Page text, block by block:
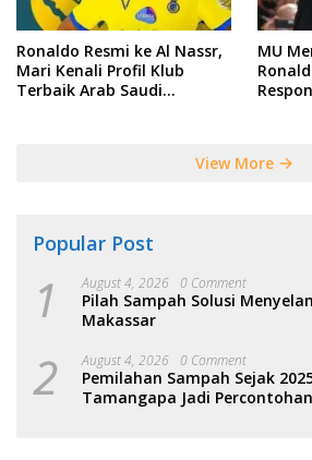
Ronaldo Resmi ke Al Nassr,
Mari Kenali Profil Klub
Terbaik Arab Saudi
MU
View More
Popular Post
1 August 4, 2026 0 Comment
Pilah Sampah Solusi
Makassar
2 August 4, 2026 0 Comment
Pemilahan Sampah Sejak
Tamangapa Jadi